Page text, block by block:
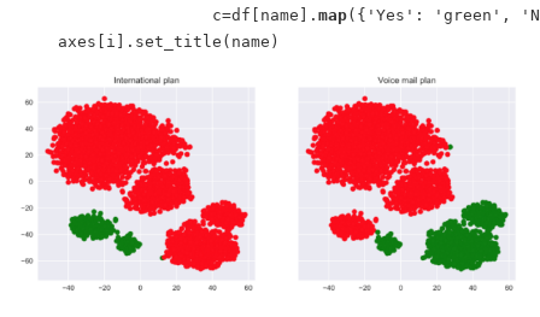
                    c=df[name].
map({'Yes': 'green',
    axes[i].set_title(name)